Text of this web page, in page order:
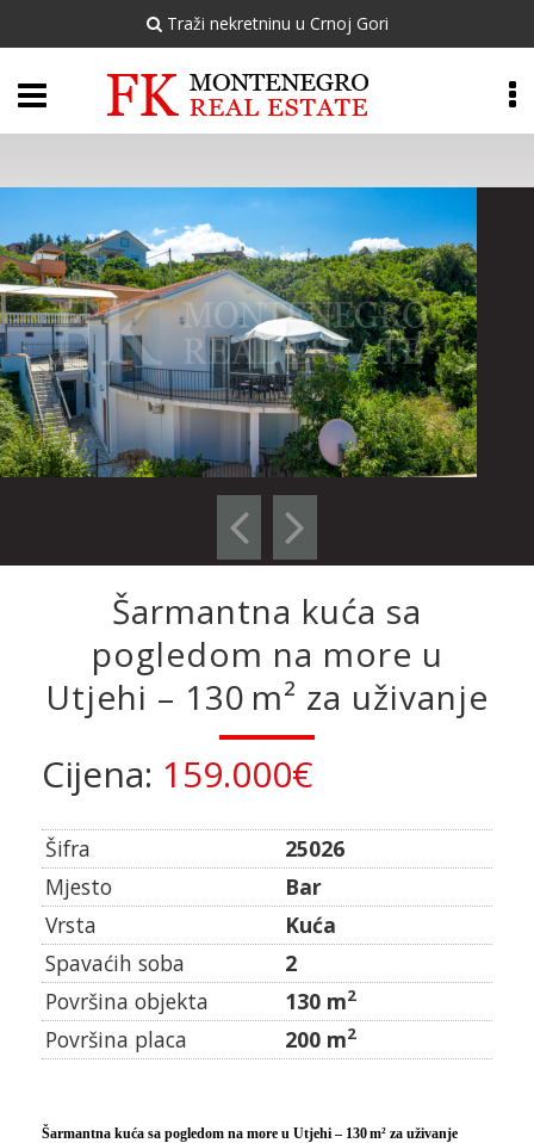
Traži nekretninu u Crnoj Gori
Šarmantna kuća sa
pogledom na more u
Utjehi – 130 m² za uživanje
Cijena: 159.000€
Šifra
25026
Mjesto
Bar
Vrsta
Kuća
Spavaćih soba
2
Površina objekta
130 m2
Površina placa 200 m2
Šarmantna kuća sa pogledom na more u Utjehi – 130m² za uživanje